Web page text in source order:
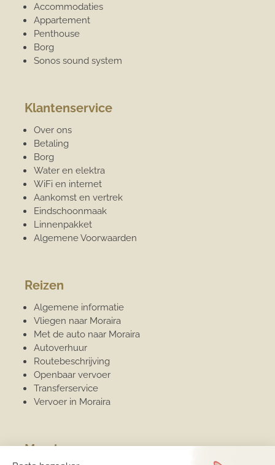
Accommodaties
Appartement
Penthouse
Borg
Sonos sound system
Klantenservice
Over ons
Betaling
Borg
Water en elektra
WiFi en internet
Aankomst en vertrek
Eindschoonmaak
Linnenpakket
Algemene Voorwaarden
Reizen
Algemene informatie
Vliegen naar Moraira
Met de auto naar Moraira
Autoverhuur
Routebeschrijving
Openbaar vervoer
Transferservice
Vervoer in Moraira
Moraira